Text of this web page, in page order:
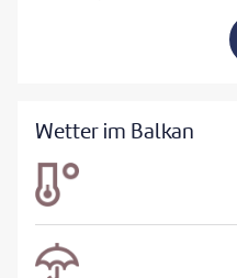
Wetter im Balkan